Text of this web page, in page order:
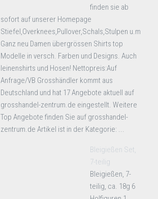
finden sie ab
sofort auf unserer Homepage
Stiefel,Overknees,Pullover,Schals,Stulpen u.m
Ganz neu Damen übergrössen Shirts top
Modelle in versch. Farben und Designs. Auch
leinenshirts und Hosen! Nettopreis:Auf
Anfrage/VB Grosshändler kommt aus
Deutschland und hat 17 Angebote aktuell auf
grosshandel-zentrum.de eingestellt. Weitere
Top Angebote finden Sie auf grosshandel-
zentrum.de Artikel ist in der Kategorie: ...
Bleigießen Set,
7-teilig
Bleigießen, 7-
teilig, ca. 18g 6